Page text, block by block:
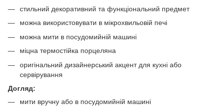
стильний декоративний та функціональний предмет
можна використовувати в мікрохвильовій печі
можна мити в посудомийній машині
міцна термостійка порцеляна
оригінальний дизайнерський акцент для кухні або
сервірування
Догляд:
мити вручну або в посудомийній машині